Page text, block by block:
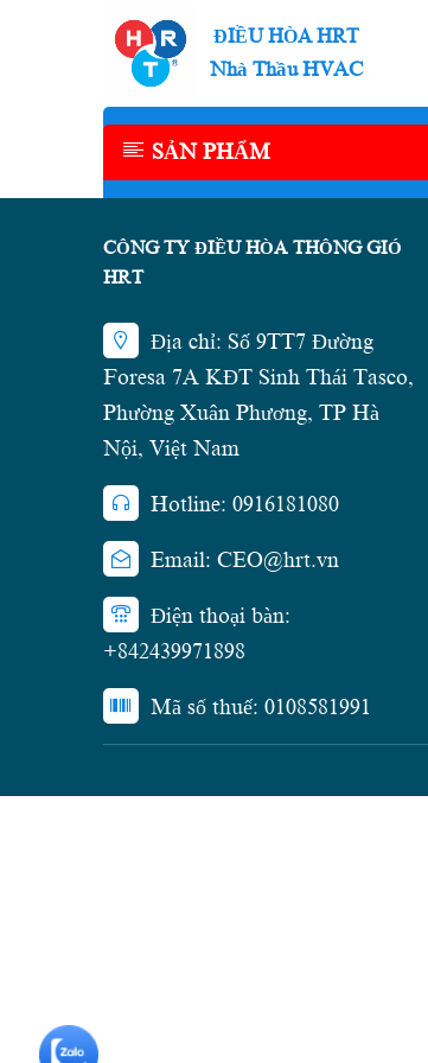
ĐIỀU HÒA HRT
Nhà Thầu HVAC
SẢN PHẨM
CÔNG TY ĐIỀU HÒA THÔNG GIÓ
HRT
Địa chỉ: Số 9TT7 Đường
Foresa 7A KĐT Sinh Thái Tasco,
Phường Xuân Phương, TP Hà
Nội, Việt Nam
Hotline: 0916181080
Email: CEO@hrt.vn
Điện thoại bàn:
+842439971898
Mã số thuế: 0108581991